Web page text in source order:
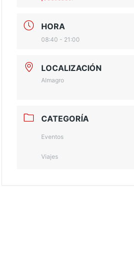
HORA
08:40 - 21:00
LOCALIZACIÓN
Almagro
CATEGORÍA
Eventos
Viajes